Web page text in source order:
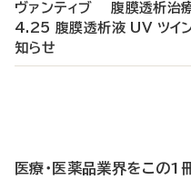
ヴァンティブ 腹膜透析治
4.25 腹膜透析液 UV ツイ
知らせ
医療・医薬品業界をこの1